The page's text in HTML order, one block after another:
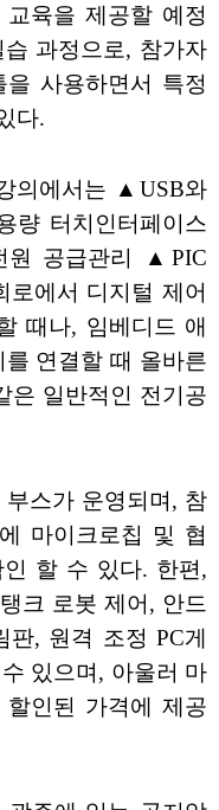
육을 제공할 예정
과정으로, 참가자
사용하면서 특정
다.
의에서는 ▲USB와
량 터치인터페이스
원 공급관리 ▲PIC
에서 디지털 제어
때나, 임베디드 애
연결할 때 올바른
은 일반적인 전기공
스가 운영되며, 참
마이크로칩 및 협
할 수 있다. 한편,
크 로봇 제어, 안드
판, 원격 조정 PC게
있으며, 아울러 마
인된 가격에 제공